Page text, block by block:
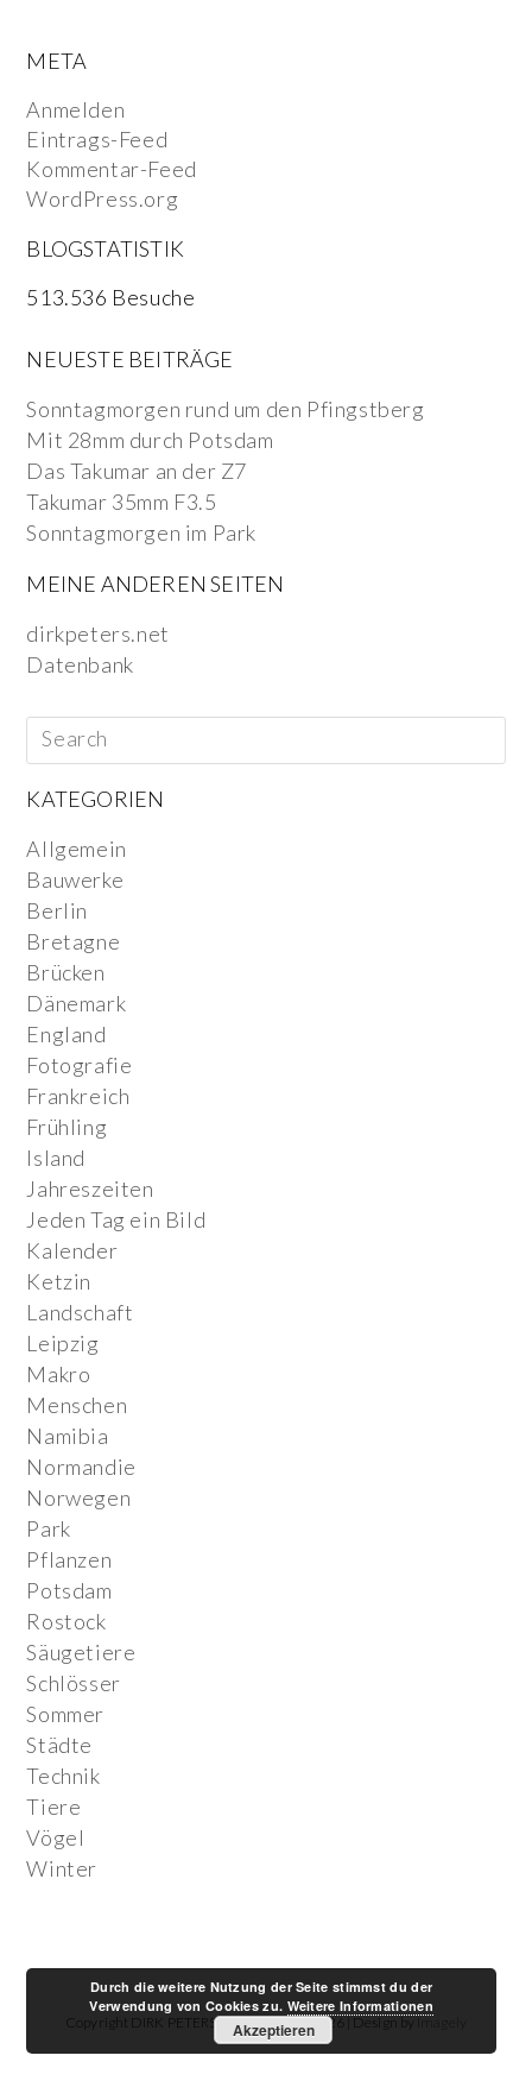
META
Anmelden
Eintrags-Feed
Kommentar-Feed
WordPress.org
BLOGSTATISTIK
513.536 Besuche
NEUESTE BEITRÄGE
Sonntagmorgen rund um den Pfingstberg
Mit 28mm durch Potsdam
Das Takumar an der Z7
Takumar 35mm F3.5
Sonntagmorgen im Park
MEINE ANDEREN SEITEN
dirkpeters.net
Datenbank
KATEGORIEN
Allgemein
Bauwerke
Berlin
Bretagne
Brücken
Dänemark
England
Fotografie
Frankreich
Frühling
Island
Jahreszeiten
Jeden Tag ein Bild
Kalender
Ketzin
Landschaft
Leipzig
Makro
Menschen
Namibia
Normandie
Norwegen
Park
Pflanzen
Potsdam
Rostock
Säugetiere
Schlösser
Sommer
Städte
Technik
Tiere
Vögel
Winter
Copyright DIRK PETERS FOTOGRAFIE 2026 | Design by
Durch die weitere Nutzung der Seite stimmst du der
Verwendung von Cookies zu. Weitere Informationen
Akzeptieren